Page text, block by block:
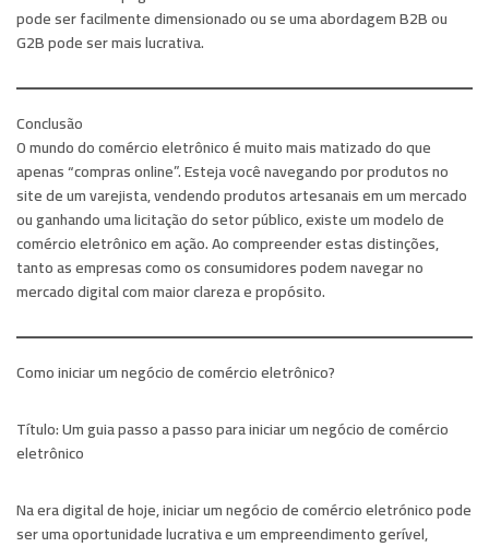
pode ser facilmente dimensionado ou se uma abordagem B2B ou
G2B pode ser mais lucrativa.
Conclusão
O mundo do comércio eletrônico é muito mais matizado do que
apenas “compras online”. Esteja você navegando por produtos no
site de um varejista, vendendo produtos artesanais em um mercado
ou ganhando uma licitação do setor público, existe um modelo de
comércio eletrônico em ação. Ao compreender estas distinções,
tanto as empresas como os consumidores podem navegar no
mercado digital com maior clareza e propósito.
Como iniciar um negócio de comércio eletrônico?
Título:Um guia passo a passo para iniciar um negócio de comércio
eletrônico
Na era digital de hoje, iniciar um negócio de comércio eletrónico pode
ser uma oportunidade lucrativa e um empreendimento gerível,